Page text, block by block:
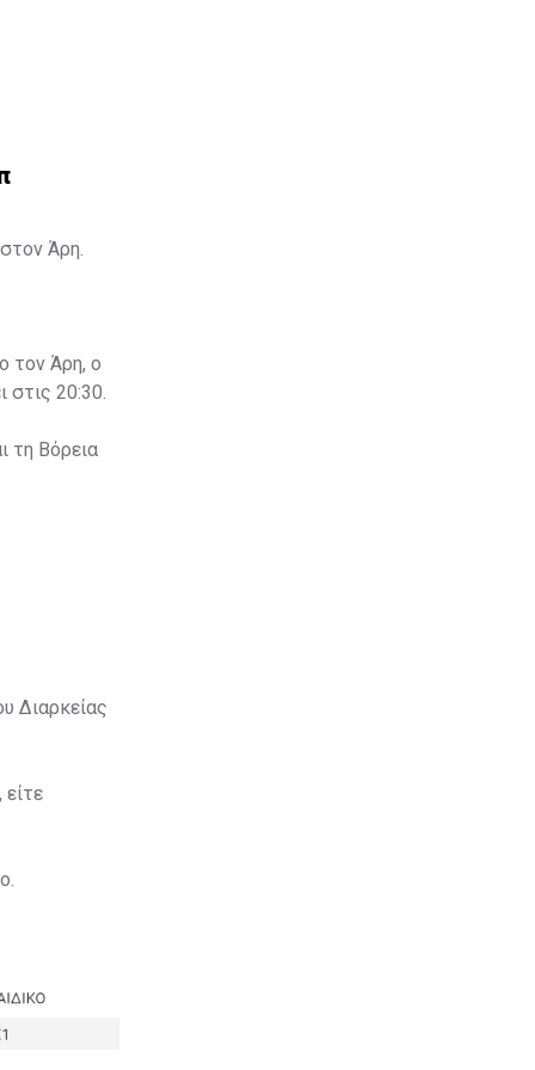
Άρη.
τον Άρη, ο
στις 20:30.
τη Βόρεια
Διαρκείας
είτε